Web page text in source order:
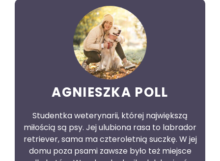
AGNIESZKA POLL
Studentka weterynarii, której największą
miłością są psy. Jej ulubiona rasa to labrador
retriever, sama ma czteroletnią suczkę. W jej
domu poza psami zawsze było też miejsce